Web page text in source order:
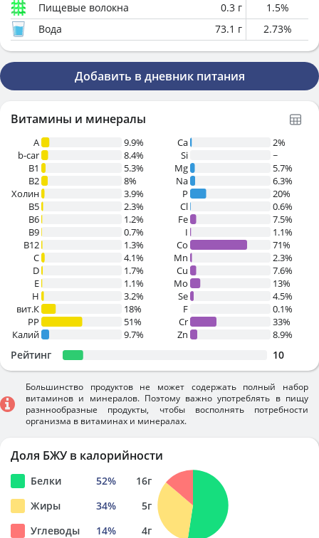
Пищевые волокна
0.3 г 1.5%
Вода
73.1 г 2.73%
Добавить в дневник питания
Витамины и минералы
A
9.9%
b-car
8.4%
В1
5.3%
B2
8%
Холин
3.9%
B5
2.3%
B6
1.2%
B9
0.7%
B12
1.3%
C
4.1%
D
1.7%
E
1.1%
H
3.2%
вит.К
18%
PP
51%
Калий
9.7%
Ca
2%
Si
~
Mg
5.7%
Na
6.3%
P
20%
Cl
0.6%
Fe
7.5%
I
1.1%
Co
71%
Mn
2.3%
Cu
7.6%
Mo
13%
Se
4.5%
F
0.1%
Cr
33%
Zn
8.9%
Рейтинг 10
Большинство продуктов не может содержать полный набор
витаминов и минералов. Поэтому важно употреблять в пищу
разннообразные продукты, чтобы восполнять потребности
организма в витаминах и минералах.
Доля БЖУ в калорийности
Белки 52% 16г
Жиры
34% 5г
Углеводы
14% 4г